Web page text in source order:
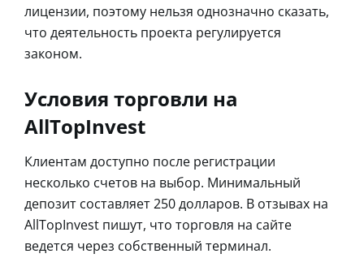
лицензии, поэтому нельзя однозначно сказать,
что деятельность проекта регулируется
законом.
Условия торговли на
AllTopInvest
Клиентам доступно после регистрации
несколько счетов на выбор. Минимальный
депозит составляет 250 долларов. В отзывах на
AllTopInvest пишут, что торговля на сайте
ведется через собственный терминал.